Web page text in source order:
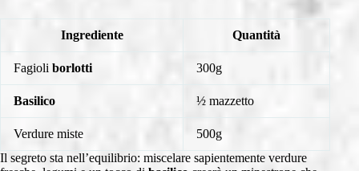
Ingrediente Quantità
Fagioli borlotti 300g
Basilico ½ mazzetto
Verdure miste
500g
Il segreto sta nell’equilibrio: miscelare sapientemente verdure